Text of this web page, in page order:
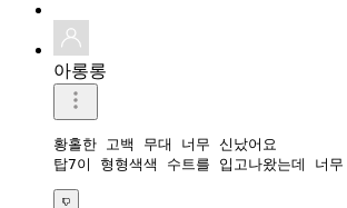
아롱롱
황홀한 고백 무대 너무 신났어요
탑7이 형형색색 수트를 입고나왔는데 너무